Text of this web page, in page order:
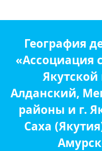
География
«Ассоциация
Алданский,
районы и г.
Саха